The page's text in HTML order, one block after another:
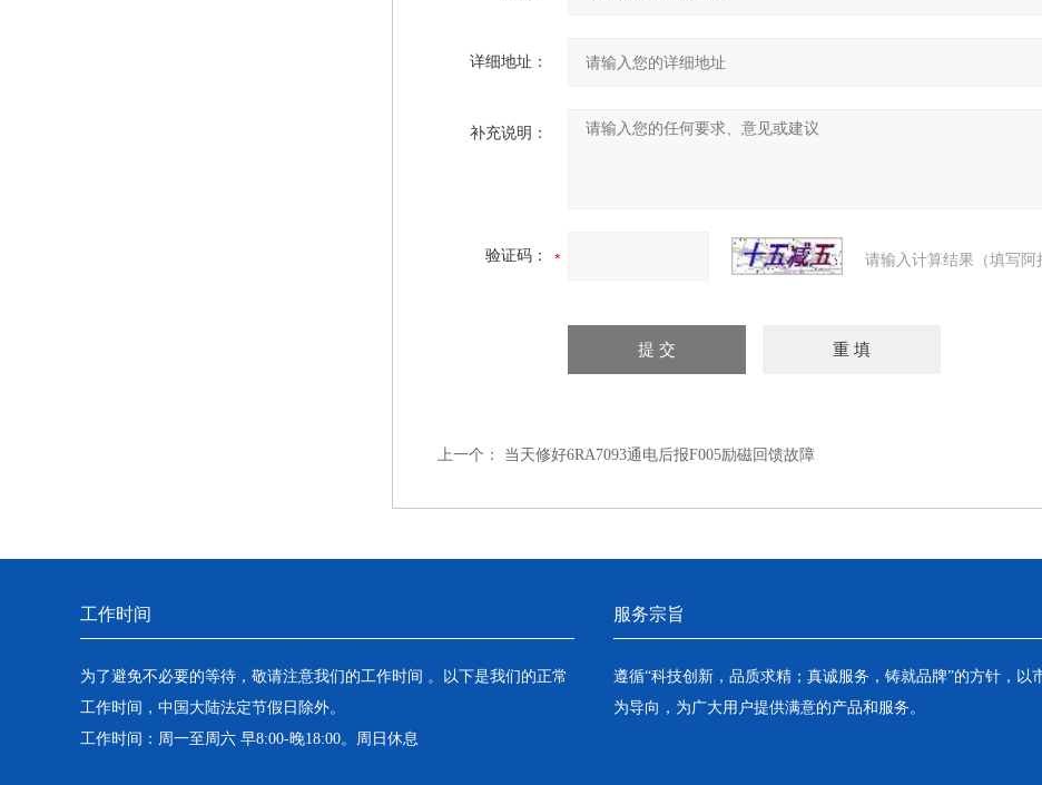
详细地址：
补充说明：
验证码： 请输入计算结果（填写
上一个： 当天修好6RA7093通电后报F005励磁回馈故障
工作时间
为了避免不必要的等待，敬请注意我们的工作时间 。以下是我们的正常
工作时间，中国大陆法定节假日除外。
工作时间：周一至周六 早8:00-晚18:00。周日休息
服务宗旨
遵循“科技创新，品质求精；真诚服务，铸就品牌”的方针，以
为导向，为广大用户提供满意的产品和服务。